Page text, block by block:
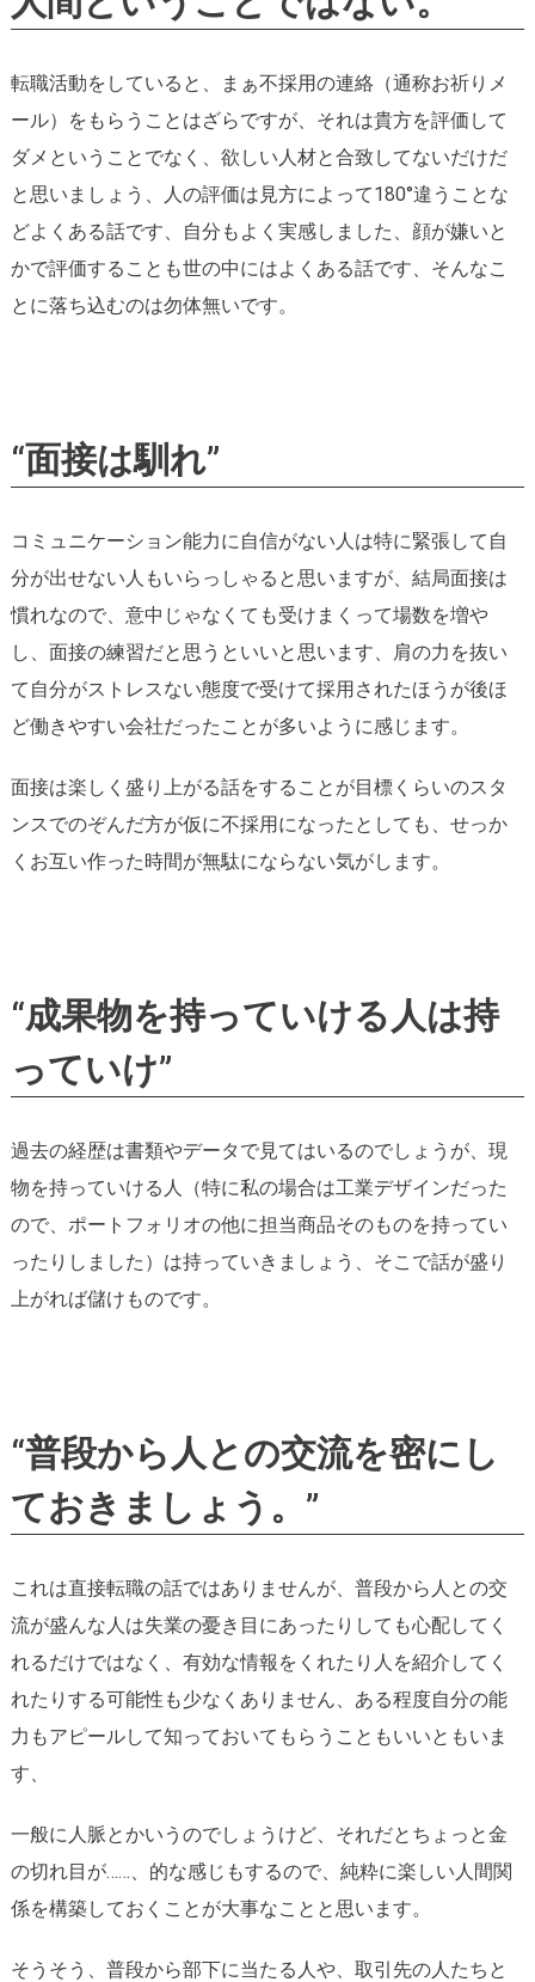
転職活動をしていると、まぁ不採用の連絡（通称お祈りメ
ール）をもらうことはざらですが、それは貴方を評価して
ダメということでなく、欲しい人材と合致してないだけだ
と思いましょう、人の評価は見方によって180°違うことな
どよくある話です、自分もよく実感しました、顔が嫌いと
かで評価することも世の中にはよくある話です、そんなこ
とに落ち込むのは勿体無いです。
“面接は馴れ”
コミュニケーション能力に自信がない人は特に緊張して自
分が出せない人もいらっしゃると思いますが、結局面接は
慣れなので、意中じゃなくても受けまくって場数を増や
し、面接の練習だと思うといいと思います、肩の力を抜い
て自分がストレスない態度で受けて採用されたほうが後ほ
ど働きやすい会社だったことが多いように感じます。
面接は楽しく盛り上がる話をすることが目標くらいのスタ
ンスでのぞんだ方が仮に不採用になったとしても、せっか
くお互い作った時間が無駄にならない気がします。
“成果物を持っていける人は持
っていけ”
過去の経歴は書類やデータで見てはいるのでしょうが、現
物を持っていける人（特に私の場合は工業デザインだった
ので、ポートフォリオの他に担当商品そのものを持ってい
ったりしました）は持っていきましょう、そこで話が盛り
上がれば儲けものです。
“普段から人との交流を密にし
ておきましょう。”
これは直接転職の話ではありませんが、普段から人との交
流が盛んな人は失業の憂き目にあったりしても心配してく
れるだけではなく、有効な情報をくれたり人を紹介してく
れたりする可能性も少なくありません、ある程度自分の能
力もアピールして知っておいてもらうこともいいともいま
す、
一般に人脈とかいうのでしょうけど、それだとちょっと金
の切れ目が……、的な感じもするので、純粋に楽しい人間関
係を構築しておくことが大事なことと思います。
そうそう、普段から部下に当たる人や、取引先の人たちと